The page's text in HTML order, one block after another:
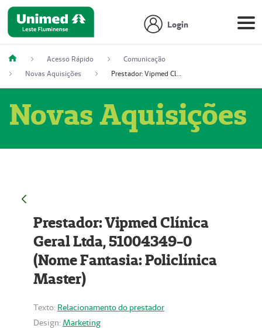
Login
Acesso Rápido
Comunicação
Novas Aquisições
Prestador: Vipmed Clínica Geral Ltda, 51004349-0 (Nome Fantasia: Policlínica Master)
Novas Aquisições
Prestador: Vipmed Clínica
Geral Ltda, 51004349-0
(Nome Fantasia: Policlínica
Master)
Texto: Relacionamento do prestador
Design: Marketing